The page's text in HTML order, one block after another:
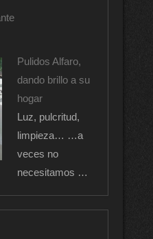
Pulidos Alfaro,
dando brillo a su
hogar
Luz, pulcritud,
limpieza… …a
veces no
necesitamos …